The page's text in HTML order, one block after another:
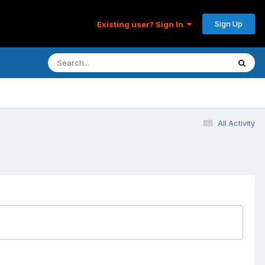
Existing user? Sign In Sign Up
All Activity